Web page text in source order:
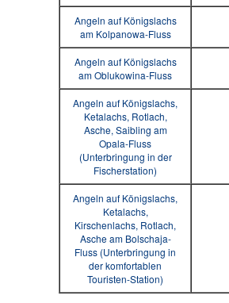
Angeln auf Königslachs
am Kolpanowa-Fluss
Angeln auf Königslachs
am Oblukowina-Fluss
Angeln auf Königslachs,
Ketalachs, Rotlach,
Asche, Saibling am
Opala-Fluss
(Unterbringung in der
Fischerstation)
Angeln auf Königslachs,
Ketalachs,
Kirschenlachs, Rotlach,
Asche am Bolschaja-
Fluss (Unterbringung in
der komfortablen
Touristen-Station)